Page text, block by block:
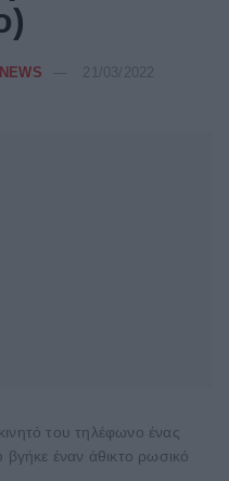
21/03/2022
του τηλέφωνο ένας
έναν άθικτο ρωσικό